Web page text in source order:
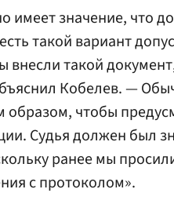
имеет значение, что
такой вариант
внесли такой
Кобелев. —
образом, чтобы
Судья должен был
ранее мы
с протоколом».